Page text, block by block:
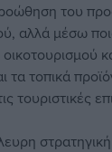
του
αλλά μέσω
τοπικά
τουριστικές